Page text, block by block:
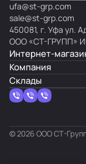
ufa@st-grp.com
sale@st-grp.com
450081, г. Уфа ул.
ООО «СТ-ГРУПП»
Интернет-
Компания
Склады
© 2026 ООО СТ-